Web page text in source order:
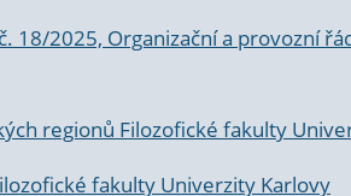
18/2025, Organizační a provozní
regionů Filozofické fakulty
fakulty Univerzity Karlovy